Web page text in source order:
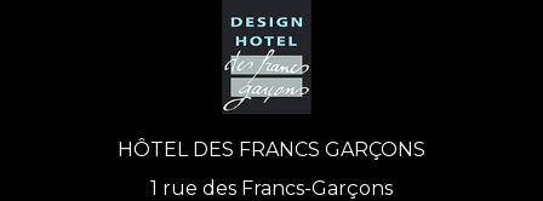
HÔTEL DES FRANCS GARÇONS
1 rue des Francs-Garçons